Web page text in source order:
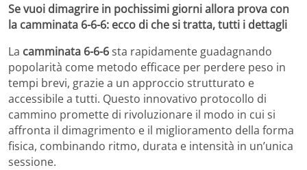
Se vuoi dimagrire in pochissimi giorni allora prova con
la camminata 6-6-6: ecco di che si tratta, tutti i dettagli
La camminata 6-6-6sta rapidamente guadagnando
popolarità come metodo efficace per perdere peso in
tempi brevi, grazie a un approccio strutturato e
accessibile a tutti. Questo innovativo protocollo di
cammino promette di rivoluzionare il modo in cui si
affronta il dimagrimento e il miglioramento della forma
fisica, combinando ritmo, durata e intensità in un’unica
sessione.